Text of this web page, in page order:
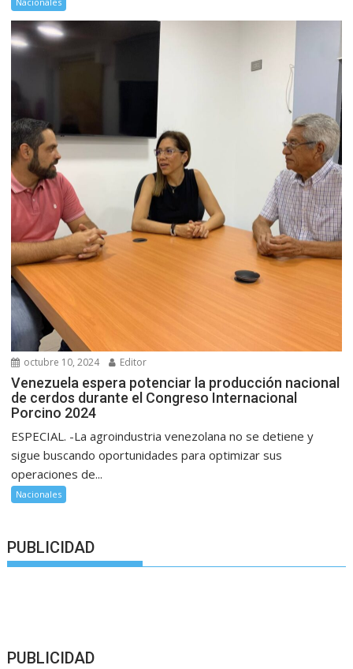
octubre 10, 2024 Editor
Venezuela espera potenciar la producción nacional
de cerdos durante el Congreso Internacional
Porcino 2024
ESPECIAL. -La agroindustria venezolana no se detiene y
sigue buscando oportunidades para optimizar sus
operaciones de...
Nacionales
PUBLICIDAD
PUBLICIDAD